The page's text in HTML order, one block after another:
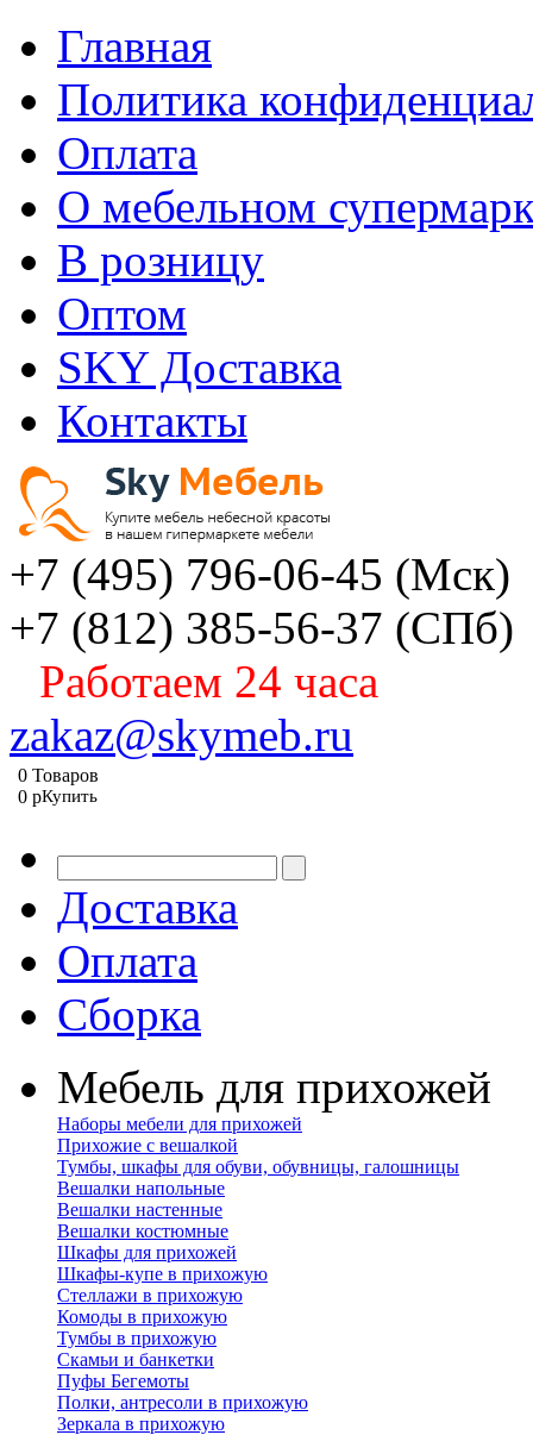
Главная
Политика
Оплата
О мебельном
В розницу
Оптом
SKY Доставка
Контакты
+7 (495) 796-06-45 (Мск)
+7 (812) 385-56-37 (СПб)
Работаем 24 часа
zakaz@skymeb.ru
0 Товаров
0 pКупить
Доставка
Оплата
Сборка
Мебель для прихожей
Наборы мебели для прихожей
Прихожие с вешалкой
Тумбы, шкафы для обуви, обувницы, галошницы
Вешалки напольные
Вешалки настенные
Вешалки костюмные
Шкафы для прихожей
Шкафы-купе в прихожую
Стеллажи в прихожую
Комоды в прихожую
Тумбы в прихожую
Скамьи и банкетки
Пуфы Бегемоты
Полки, антресоли в прихожую
Зеркала в прихожую